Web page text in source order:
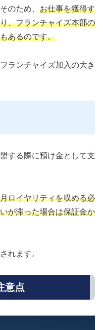
のため、 お仕事を獲得す
、フランチャイズ本部の
あるのです。
ランチャイズ加入の大き
する際に預け金として支
ロイヤリティを収める必
が滞った場合は保証金か
れます。
意点